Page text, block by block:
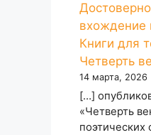
вхождение
Книги для
Четверть
14 марта, 2026
[…]
«Четверть
поэтических